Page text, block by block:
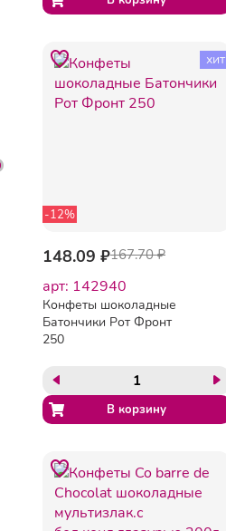
-12%
хит
148.09 ₽167.70 ₽
арт: 142940
Конфеты шоколадные
Батончики Рот Фронт
250